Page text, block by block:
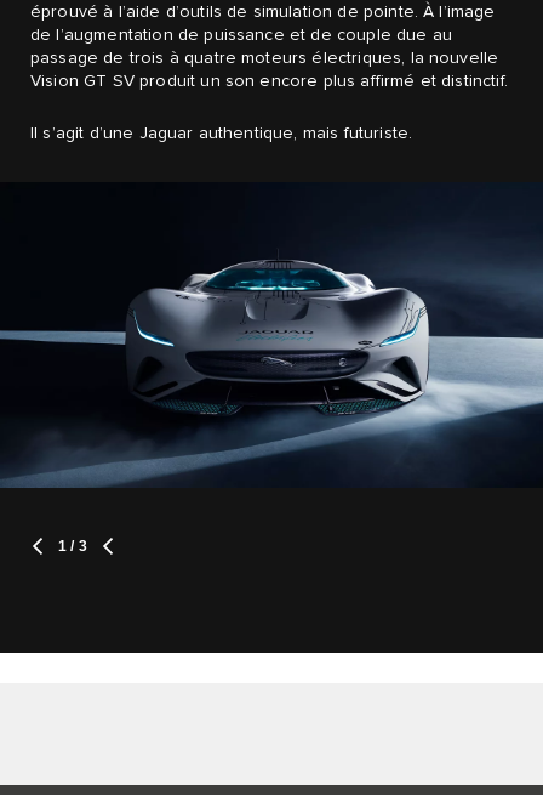
éprouvé à l’aide d’outils de simulation de pointe. À l’image
de l’augmentation de puissance et de couple due au
passage de trois à quatre moteurs électriques, la nouvelle
Vision GT SV produit un son encore plus affirmé et distinctif.
Il s’agit d’une Jaguar authentique, mais futuriste.
1 / 3